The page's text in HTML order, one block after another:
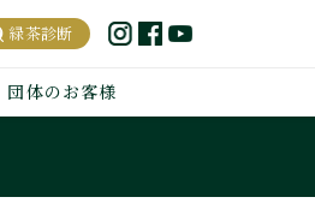
緑茶診断
団体のお客様